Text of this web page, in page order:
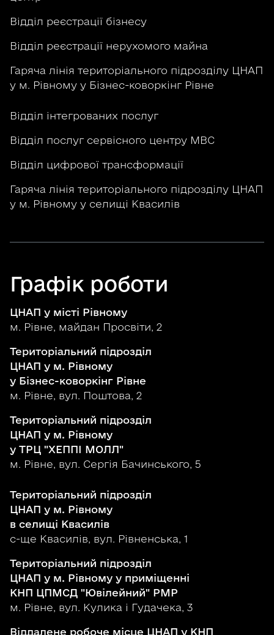
Відділ реєстрації бізнесу
Відділ реєстрації нерухомого майна
Гаряча лінія територіального підрозділу ЦНАП
у м. Рівному у Бізнес-коворкінг Рівне
Відділ інтегрованих послуг
Відділ послуг сервісного центру МВС
Відділ цифрової трансформації
Гаряча лінія територіального підрозділу ЦНАП
у м. Рівному у селищі Квасилів
Графік роботи
ЦНАП у місті Рівному
м. Рівне, майдан Просвіти, 2
Територіальний підрозділ
ЦНАП у м. Рівному
у Бізнес-коворкінг Рівне
м. Рівне, вул. Поштова, 2
Територіальний підрозділ
ЦНАП у м. Рівному
у ТРЦ "ХЕППІ МОЛЛ"
м. Рівне, вул. Сергія Бачинського, 5
Територіальний підрозділ
ЦНАП у м. Рівному
в селищі Квасилів
с-ще Квасилів, вул. Рівненська, 1
Територіальний підрозділ
ЦНАП у м. Рівному у приміщенні
КНП ЦПМСД "Ювілейний" РМР
м. Рівне, вул. Кулика і Гудачека, 3
Віддалене робоче місце ЦНАП у КНП